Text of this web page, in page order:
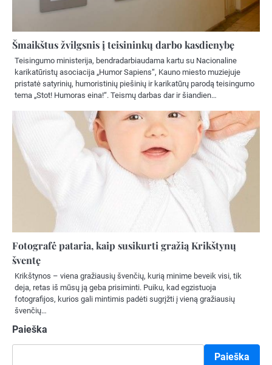
Šmaikštus žvilgsnis į teisininkų darbo kasdienybę
Teisingumo ministerija, bendradarbiaudama kartu su Nacionaline
karikatūristų asociacija „Humor Sapiens“, Kauno miesto muziejuje
pristatė satyrinių, humoristinių piešinių ir karikatūrų parodą teisingumo
tema „Stot! Humoras eina!“. Teismų darbas dar ir šiandien…
Fotografė pataria, kaip susikurti gražią Krikštynų
šventę
Krikštynos – viena gražiausių švenčių, kurią minime beveik visi, tik
deja, retas iš mūsų ją geba prisiminti. Puiku, kad egzistuoja
fotografijos, kurios gali mintimis padėti sugrįžti į vieną gražiausių
švenčių…
Paieška
Paieška